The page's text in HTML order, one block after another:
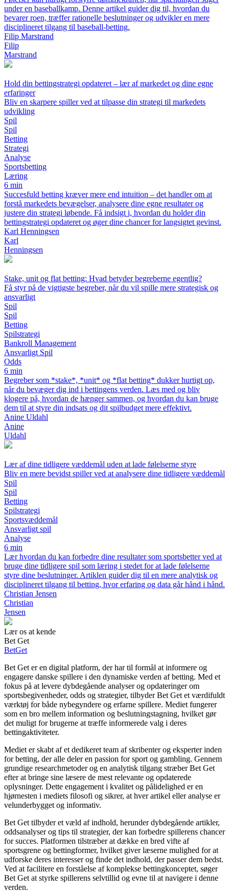
under en baseballkamp. Denne artikel guider dig til, hvordan du
bevarer roen, træffer rationelle beslutninger og udvikler en mere
disciplineret tilgang til baseball-betting.
Filip Marstrand
Filip
Marstrand
Hold din bettingstrategi opdateret – lær af markedet og dine egne
erfaringer
Bliv en skarpere spiller ved at tilpasse din strategi til markedets
udvikling
Spil
Spil
Betting
Strategi
Analyse
Sportsbetting
Læring
6 min
Succesfuld betting kræver mere end intuition – det handler om at
forstå markedets bevægelser, analysere dine egne resultater og
justere din strategi løbende. Få indsigt i, hvordan du holder din
bettingstrategi opdateret og øger dine chancer for langsigtet gevinst.
Karl Henningsen
Karl
Henningsen
Stake, unit og flat betting: Hvad betyder begreberne egentlig?
Få styr på de vigtigste begreber, når du vil spille mere strategisk og
ansvarligt
Spil
Spil
Betting
Spilstrategi
Bankroll Management
Ansvarligt Spil
Odds
6 min
Begreber som *stake*, *unit* og *flat betting* dukker hurtigt op,
når du bevæger dig ind i bettingens verden. Læs med og bliv
klogere på, hvordan de hænger sammen, og hvordan du kan bruge
dem til at styre din indsats og dit spilbudget mere effektivt.
Anine Uldahl
Anine
Uldahl
Lær af dine tidligere væddemål uden at lade følelserne styre
Bliv en mere bevidst spiller ved at analysere dine tidligere væddemål
Spil
Spil
Betting
Spilstrategi
Sportsvæddemål
Ansvarligt spil
Analyse
6 min
Lær hvordan du kan forbedre dine resultater som sportsbetter ved at
bruge dine tidligere spil som læring i stedet for at lade følelserne
styre dine beslutninger. Artiklen guider dig til en mere analytisk og
disciplineret tilgang til betting, hvor erfaring og data går hånd i hånd.
Christian Jensen
Christian
Jensen
Lær os at kende
Bet Get
BetGet
Bet Get er en digital platform, der har til formål at informere og
engagere danske spillere i den dynamiske verden af betting. Med et
fokus på at levere dybdegående analyser og opdateringer om
sportsbegivenheder, odds og strategier, tilbyder Bet Get et værdifuldt
værktøj for både nybegyndere og erfarne spillere. Mediet fungerer
som en bro mellem information og beslutningstagning, hvilket gør
det muligt for brugerne at træffe informerede valg i deres
bettingaktiviteter.
Mediet er skabt af et dedikeret team af skribenter og eksperter inden
for betting, der alle deler en passion for sport og gambling. Gennem
grundige researchmetoder og en analytisk tilgang stræber Bet Get
efter at bringe sine læsere de mest relevante og opdaterede
oplysninger. Dette engagement i kvalitet og pålidelighed er en
hjørnesten i mediets filosofi og sikrer, at hver artikel eller analyse er
velunderbygget og informativ.
Bet Get tilbyder et væld af indhold, herunder dybdegående artikler,
oddsanalyser og tips til strategier, der kan forbedre spillerens chancer
for succes. Platformen tilstræber at dække en bred vifte af
sportsgrene og bettingformer, hvilket giver læserne mulighed for at
udforske deres interesser og finde det indhold, der passer dem bedst.
Ved at facilitere en forståelse af komplekse bettingkonceptet, søger
Bet Get at styrke spillerens selvtillid og evne til at navigere i denne
verden.